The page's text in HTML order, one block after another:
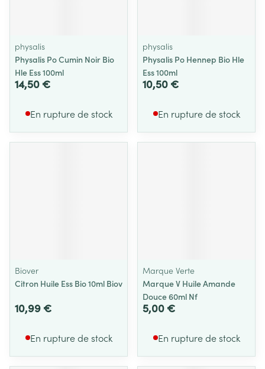
physalis
Physalis Po Cumin Noir Bio
Hle Ess 100ml
14,50 €
En rupture de stock
physalis
Physalis Po Hennep Bio Hle
Ess 100ml
10,50 €
En rupture de stock
Biover
Citron Huile Ess Bio 10ml Biov
10,99 €
En rupture de stock
Marque Verte
Marque V Huile Amande
Douce 60ml Nf
5,00 €
En rupture de stock